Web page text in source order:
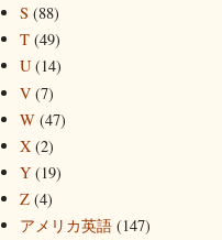
S (88)
T (49)
U (14)
V (7)
W (47)
X (2)
Y (19)
Z (4)
アメリカ英語 (147)